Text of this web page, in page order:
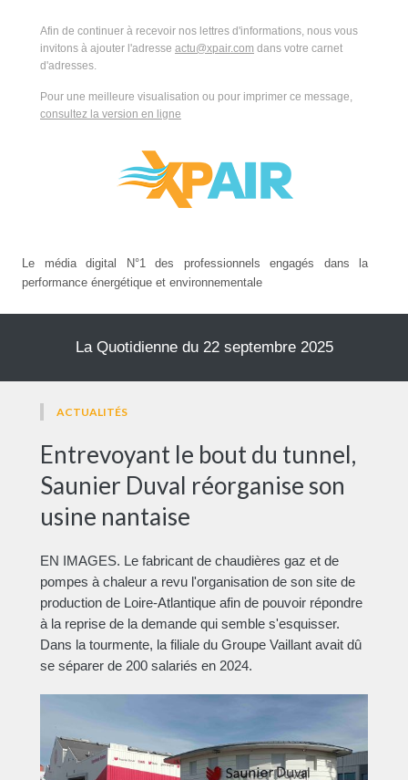
Afin de continuer à recevoir nos lettres d'informations, nous vous
invitons à ajouter l'adresse actu@xpair.com dans votre carnet
d'adresses.
Pour une meilleure visualisation ou pour imprimer ce message,
consultez la version en ligne
Le média digital N°1 des professionnels engagés dans la
performance énergétique et environnementale
La Quotidienne du 22 septembre 2025
ACTUALITÉS
Entrevoyant le bout du tunnel,
Saunier Duval réorganise son
usine nantaise
EN IMAGES. Le fabricant de chaudières gaz et de
pompes à chaleur a revu l'organisation de son site de
production de Loire-Atlantique afin de pouvoir répondre
à la reprise de la demande qui semble s'esquisser.
Dans la tourmente, la filiale du Groupe Vaillant avait dû
se séparer de 200 salariés en 2024.